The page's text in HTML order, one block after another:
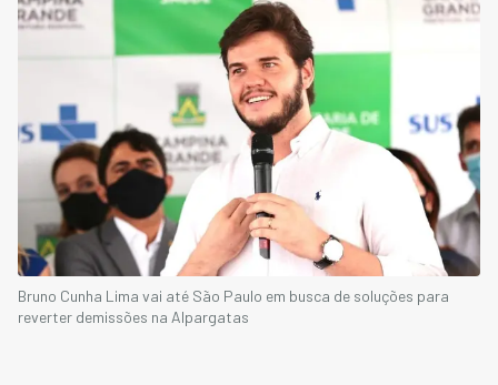
Bruno Cunha Lima vai até São Paulo em busca de soluções para
reverter demissões na Alpargatas